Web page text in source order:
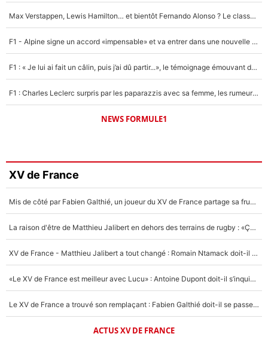
Max Verstappen, Lewis Hamilton… et bientôt Fernando Alonso ? Le classement des pilotes les mieux payés en Formule 1 risque de changer !
F1 - Alpine signe un accord «impensable» et va entrer dans une nouvelle dimension : Grande nouvelle pour Pierre Gasly !
F1 : « Je lui ai fait un câlin, puis j’ai dû partir...», le témoignage émouvant de Max Verstappen sur sa fille
F1 : Charles Leclerc surpris par les paparazzis avec sa femme, les rumeurs étaient vraies !
NEWS FORMULE1
XV de France
Mis de côté par Fabien Galthié, un joueur du XV de France partage sa frustration : «ils ne me l’ont pas dit tout de suite»
La raison d'être de Matthieu Jalibert en dehors des terrains de rugby : «Ça m'atteint autant que si tu touches à un membre de ma famille»
XV de France - Matthieu Jalibert a tout changé : Romain Ntamack doit-il s’inquiéter pour sa place à un an de la Coupe du monde ?
«Le XV de France est meilleur avec Lucu» : Antoine Dupont doit-il s’inquiéter pour sa place ?
Le XV de France a trouvé son remplaçant : Fabien Galthié doit-il se passer d'Antoine Dupont ?
ACTUS XV DE FRANCE